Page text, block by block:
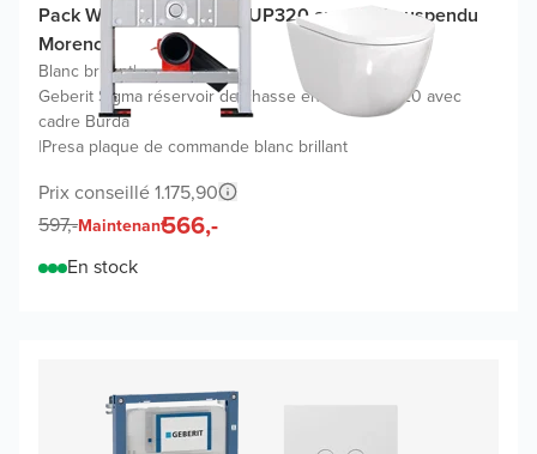
Pack WC promo Geberit UP320 avec WC suspendu
Moreno
Blanc brillant|
Geberit Sigma réservoir de chasse encastré UP320 avec
cadre Burda
|Presa plaque de commande blanc brillant
Prix conseillé 1.175,90
597,-Maintenant566,-
En stock